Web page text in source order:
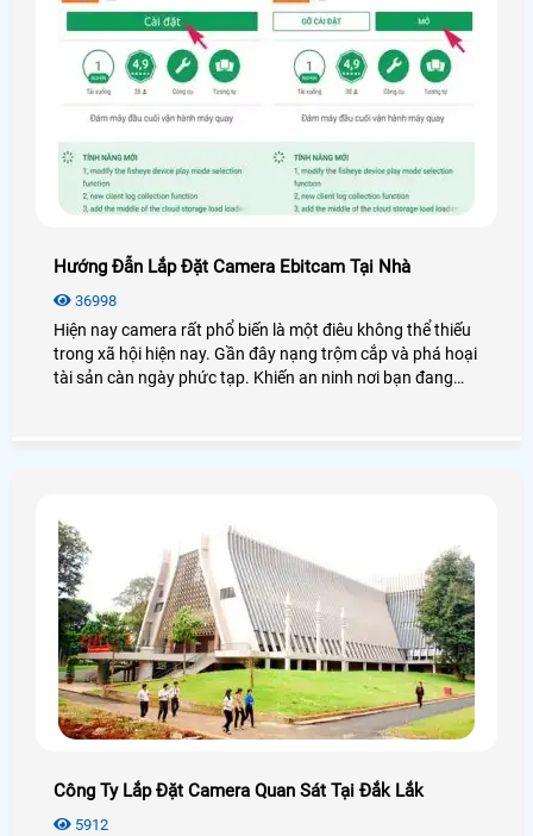
Hướng Đẫn Lắp Đặt Camera Ebitcam Tại Nhà
36998
Hiện nay camera rất phổ biến là một điêu không thể thiếu
trong xã hội hiện nay. Gần đây nạng trộm cắp và phá hoại
tài sản càn ngày phức tạp. Khiến an ninh nơi bạn đang
Công Ty Lắp Đặt Camera Quan Sát Tại Đắk Lắk
5912